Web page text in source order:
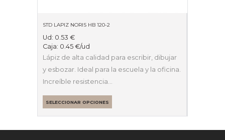
STD LAPIZ NORIS HB 120-2
Ud: 0.53 €
Caja: 0.45 €/ud
Lápiz de alta calidad para escribir, dibujar
y esbozar. Ideal para la escuela y la oficina.
Increíble resistencia…
SELECCIONAR OPCIONES